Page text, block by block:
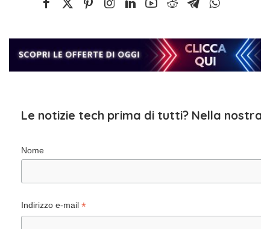
Le notizie tech prima di tutti? Nella nostra
Nome
Indirizzo e-mail *